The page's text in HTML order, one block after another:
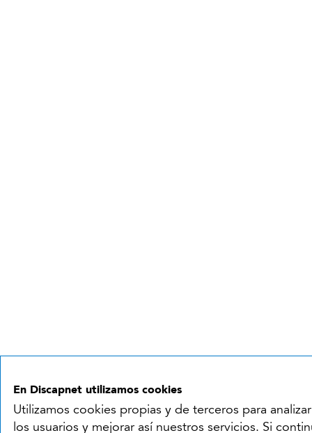
En Discapnet utilizamos cookies
Utilizamos cookies propias y de terceros para
los usuarios y mejorar así nuestros servicios. Si